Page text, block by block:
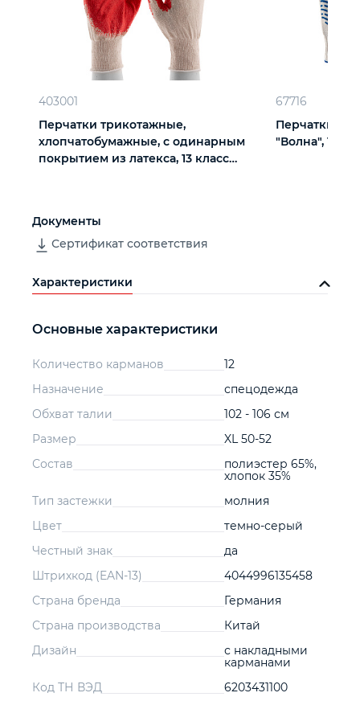
403001
Перчатки трикотажные,
хлопчатобумажные, с одинарным
покрытием из латекса, 13 класс
67716
Перчатки х/
"Волна", 10
Документы
Сертификат соответствия
Характеристики
Основные характеристики
Количество карманов
12
Назначение
спецодежда
Обхват талии
102 - 106 см
Размер
XL 50-52
Состав
полиэстер 65%,
хлопок 35%
Тип застежки
молния
Цвет
темно-серый
Честный знак
да
Штрихкод (EAN-13)
4044996135458
Страна бренда
Германия
Страна производства
Китай
Дизайн
с накладными
карманами
Код ТН ВЭД
6203431100